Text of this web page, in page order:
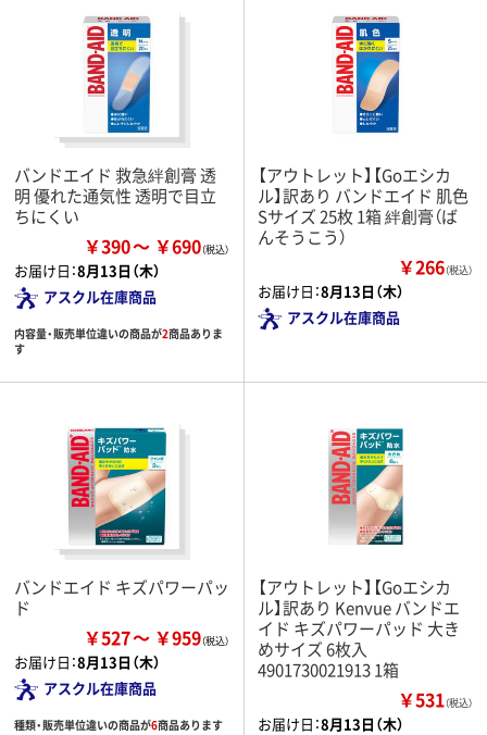
バンドエイド 救急絆創膏 透
明 優れた通気性 透明で目立
ちにくい
￥390 ￥690
お届け日：8月13日（木）
アスクル在庫商品
内容量・販売単位違いの商品が2商品ありま
す
【アウトレット】【Goエシカ
ル】訳あり バンドエイド 肌色
Sサイズ 25枚 1箱 絆創膏（ば
んそうこう）
￥266（税込）
お届け日：8月13日（木）
アスクル在庫商品
バンドエイド キズパワーパッ
ド
￥527 ￥959
お届け日：8月13日（木）
アスクル在庫商品
種類・販売単位違いの商品が6商品あります
【アウトレット】【Goエシカ
ル】訳あり Kenvue バンドエ
イド キズパワーパッド 大き
めサイズ 6枚入
4901730021913 1箱
￥531（税込）
お届け日：8月13日（木）